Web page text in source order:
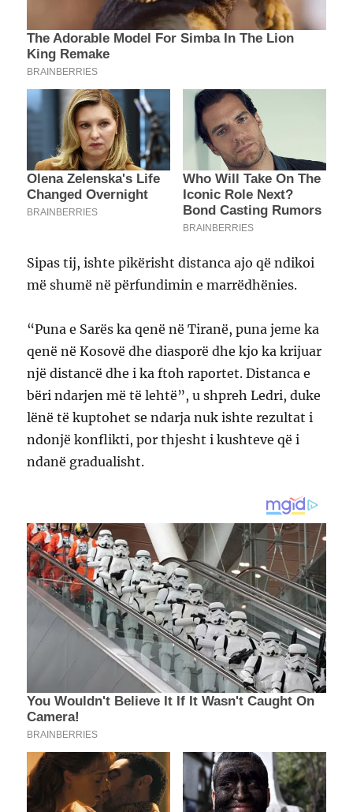
Sipas tij, ishte pikërisht distanca ajo që ndikoi
më shumë në përfundimin e marrëdhënies.
“Puna e Sarës ka qenë në Tiranë, puna jeme ka
qenë në Kosovë dhe diasporë dhe kjo ka krijuar
një distancë dhe i ka ftoh raportet. Distanca e
bëri ndarjen më të lehtë”, u shpreh Ledri, duke
lënë të kuptohet se ndarja nuk ishte rezultat i
ndonjë konflikti, por thjesht i kushteve që i
ndanë gradualisht.